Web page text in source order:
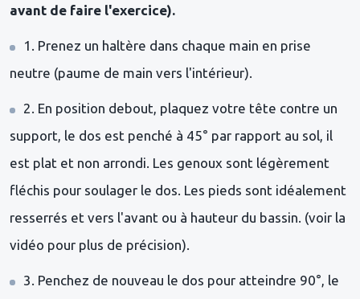
avant de faire l'exercice).
1. Prenez un haltère dans chaque main en prise
neutre (paume de main vers l'intérieur).
2. En position debout, plaquez votre tête contre un
support, le dos est penché à 45° par rapport au sol, il
est plat et non arrondi. Les genoux sont légèrement
fléchis pour soulager le dos. Les pieds sont idéalement
resserrés et vers l'avant ou à hauteur du bassin. (voir la
vidéo pour plus de précision).
3. Penchez de nouveau le dos pour atteindre 90°, le